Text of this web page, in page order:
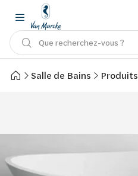
Que recherchez-vous ?
Salle de Bains Produits